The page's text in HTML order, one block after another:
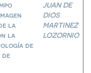
la
la
de
JUAN DE
DIOS
MARTINEZ
LOZORNIO